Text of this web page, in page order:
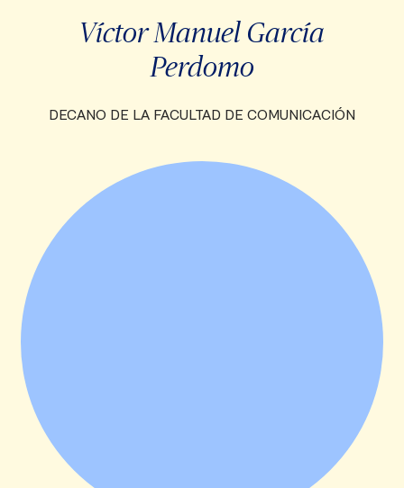
Víctor Manuel García
Perdomo
DECANO DE LA FACULTAD DE COMUNICACIÓN